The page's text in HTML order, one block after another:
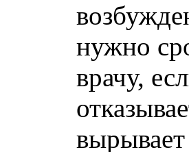
нужно
врачу,